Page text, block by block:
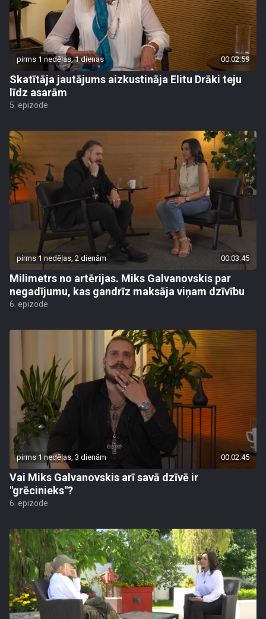
pirms 1 nedēļas, 1 dienas 00:02:59
Skatītāja jautājums aizkustināja Elitu Drāki teju
līdz asarām
5. epizode
pirms 1 nedēļas, 2 dienām 00:03:45
Milimetrs no artērijas. Miks Galvanovskis par
negadījumu, kas gandrīz maksāja viņam dzīvību
6. epizode
pirms 1 nedēļas, 3 dienām 00:02:45
Vai Miks Galvanovskis arī savā dzīvē ir
"grēcinieks"?
6. epizode